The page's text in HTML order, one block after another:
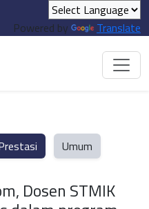
Powered by Translate
Umum
Dosen STMIK